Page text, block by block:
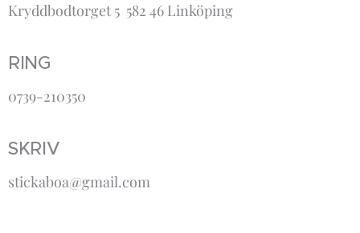
Kryddbodtorget 5 582 46 Linköping
RING
0739-210350
SKRIV
stickaboa@gmail.com